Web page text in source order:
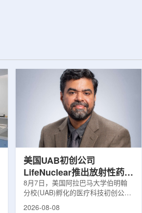
美国UAB初创公司
LifeNuclear推出放射性药物
治疗安全指导平台
TheraGuide
8月7日，美国阿拉巴马大学伯明翰
分校(UAB)孵化的医疗科技初创公司
LifeNuclear宣布推出数字化平台
2026-08-08